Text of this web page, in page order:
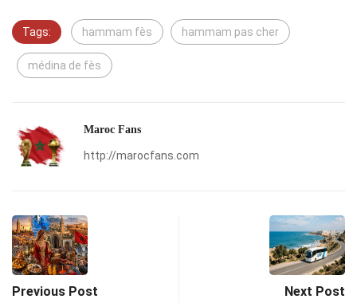
Tags: hammam fès hammam pas cher
médina de fès
Maroc Fans
http://marocfans.com
Previous Post Next Post